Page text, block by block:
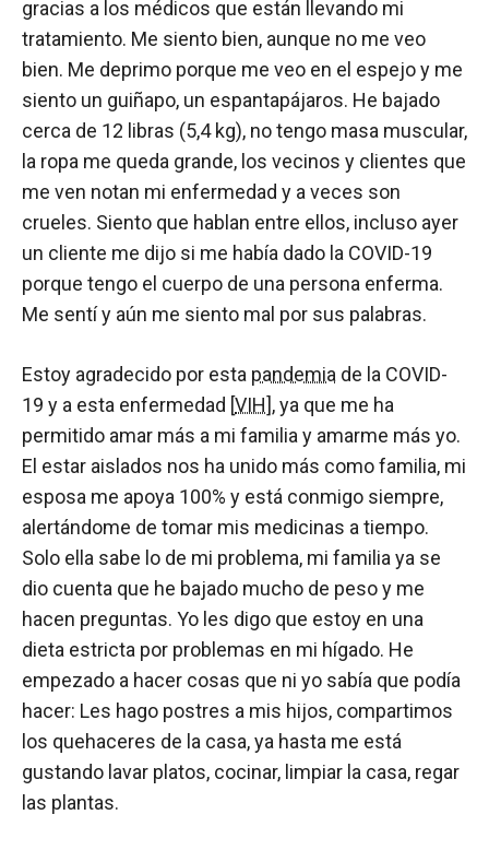
gracias a los médicos que están llevando mi
tratamiento. Me siento bien, aunque no me veo
bien. Me deprimo porque me veo en el espejo y me
siento un guiñapo, un espantapájaros. He bajado
cerca de 12 libras (5,4 kg), no tengo masa muscular,
la ropa me queda grande, los vecinos y clientes que
me ven notan mi enfermedad y a veces son
crueles. Siento que hablan entre ellos, incluso ayer
un cliente me dijo si me había dado la COVID-19
porque tengo el cuerpo de una persona enferma.
Me sentí y aún me siento mal por sus palabras.
Estoy agradecido por esta pandemia de la COVID-
19 y a esta enfermedad [VIH], ya que me ha
permitido amar más a mi familia y amarme más yo.
El estar aislados nos ha unido más como familia, mi
esposa me apoya 100% y está conmigo siempre,
alertándome de tomar mis medicinas a tiempo.
Solo ella sabe lo de mi problema, mi familia ya se
dio cuenta que he bajado mucho de peso y me
hacen preguntas. Yo les digo que estoy en una
dieta estricta por problemas en mi hígado. He
empezado a hacer cosas que ni yo sabía que podía
hacer: Les hago postres a mis hijos, compartimos
los quehaceres de la casa, ya hasta me está
gustando lavar platos, cocinar, limpiar la casa, regar
las plantas.